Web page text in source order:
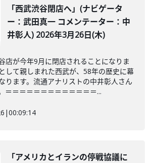
「西武渋谷閉店へ」(ナビゲータ
ー：武田真一 コメンテーター：中
井彰人) 2026年3月26日(木)
店が今年9月に閉店されることになりま
して親しまれた西武が、58年の歴史に幕
ります。流通アナリストの中井彰人さん
＝＝＝＝＝＝＝＝＝＝＝＝＝...
|00:09:14
「アメリカとイランの停戦協議に